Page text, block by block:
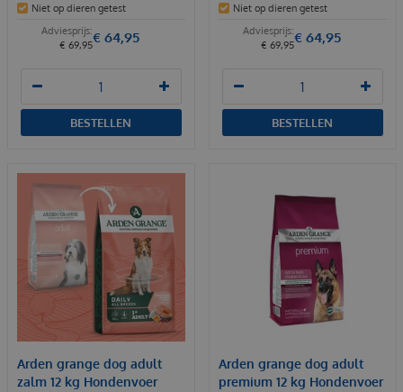
Niet op dieren getest
€ 69,95€ 64,95
BESTELLEN
Niet op dieren getest
€ 69,95€ 64,95
BESTELLEN
Arden grange dog adult
zalm 12 kg Hondenvoer
Arden grange dog adult
premium 12 kg Hondenvoer